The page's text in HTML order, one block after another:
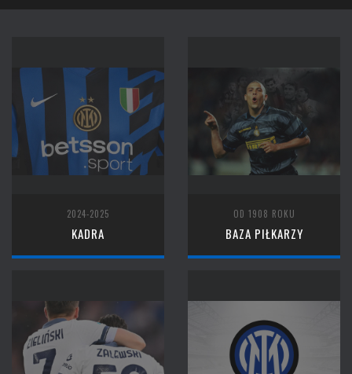
2024-2025
KADRA
OD 1908 ROKU
BAZA PIŁKARZY